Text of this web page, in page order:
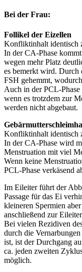
Bei der Frau:
Follikel der Eizellen
Konfliktinhalt identisch
In der CA-Phase
wegen mehr Platz
es bemerkt wird.
FSH gehemmt,
Auch in der PCL-
wenn es trotzdem zur
werden nicht abgebaut.
Konfliktinhalt identisch
In der CA-Phase wird
Menstruation mit viel
Wenn keine
PCL-Phase verkäsend
Im Eileiter führt der
Passage für das Ei
kleineren Spermien
anschließend zur
Bei vielen Rezidiven
durch die
ist, ist der Durchgang
ca. jeden zweiten
möglich.